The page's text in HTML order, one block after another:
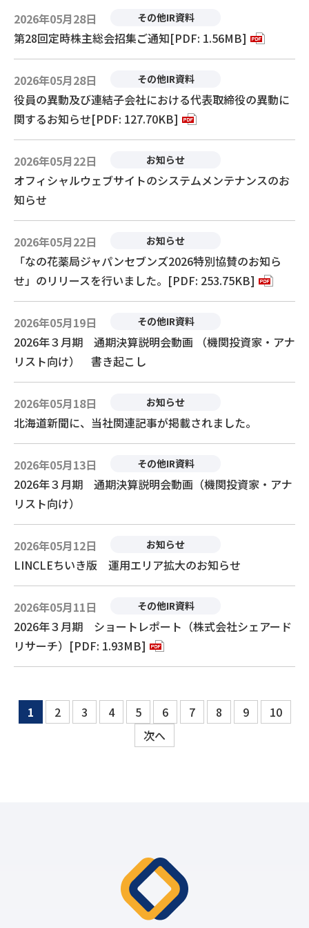
2026年05月28日 その他IR資料
第28回定時株主総会招集ご通知[PDF: 1.56MB]
2026年05月28日 その他IR資料
役員の異動及び連結子会社における代表取締役の異動に
関するお知らせ[PDF: 127.70KB]
2026年05月22日 お知らせ
オフィシャルウェブサイトのシステムメンテナンスのお
知らせ
2026年05月22日 お知らせ
「なの花薬局ジャパンセブンズ2026特別協賛のお知ら
せ」のリリースを行いました。[PDF: 253.75KB]
2026年05月19日 その他IR資料
2026年３月期 通期決算説明会動画 （機関投資家・アナ
リスト向け） 書き起こし
2026年05月18日 お知らせ
北海道新聞に、当社関連記事が掲載されました。
2026年05月13日 その他IR資料
2026年３月期 通期決算説明会動画（機関投資家・アナ
リスト向け）
2026年05月12日 お知らせ
LINCLEちいき版 運用エリア拡大のお知らせ
2026年05月11日 その他IR資料
2026年３月期 ショートレポート（株式会社シェアード
リサーチ）[PDF: 1.93MB]
1 2 3 4 5 6 7 8 9
10
次へ